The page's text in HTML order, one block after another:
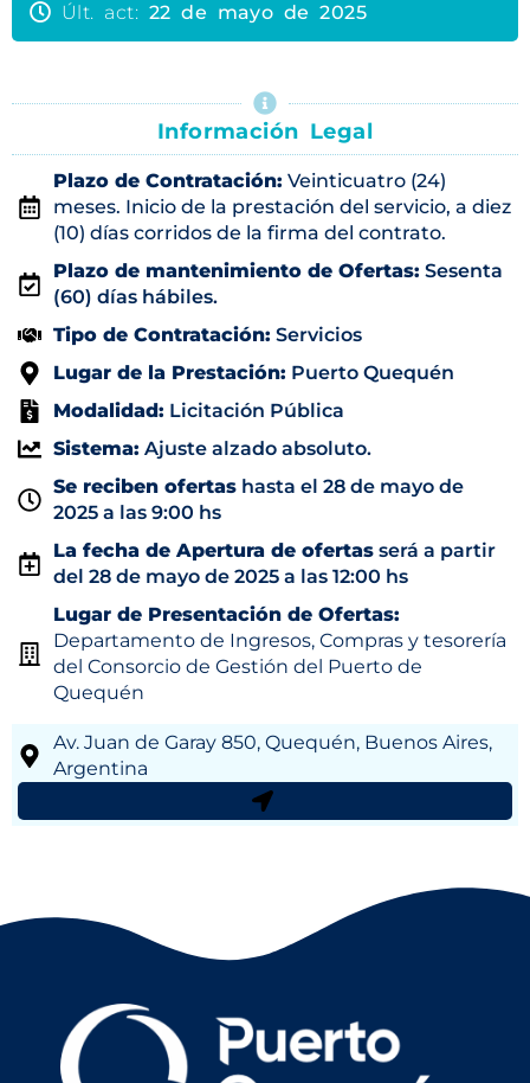
Últ. act: 22 de mayo de 2025
Información Legal
Plazo de Contratación: Veinticuatro (24)
meses. Inicio de la prestación del servicio, a diez
(10) días corridos de la firma del contrato.
Plazo de mantenimiento de Ofertas: Sesenta
(60) días hábiles.
Tipo de Contratación: Servicios
Lugar de la Prestación: Puerto Quequén
Modalidad: Licitación Pública
Sistema: Ajuste alzado absoluto.
Se reciben ofertas hasta el 28 de mayo de
2025 a las 9:00 hs
La fecha de Apertura de ofertas será a partir
del 28 de mayo de 2025 a las 12:00 hs
Lugar de Presentación de Ofertas:
Departamento de Ingresos, Compras y tesorería
del Consorcio de Gestión del Puerto de
Quequén
Av. Juan de Garay 850, Quequén, Buenos Aires,
Argentina